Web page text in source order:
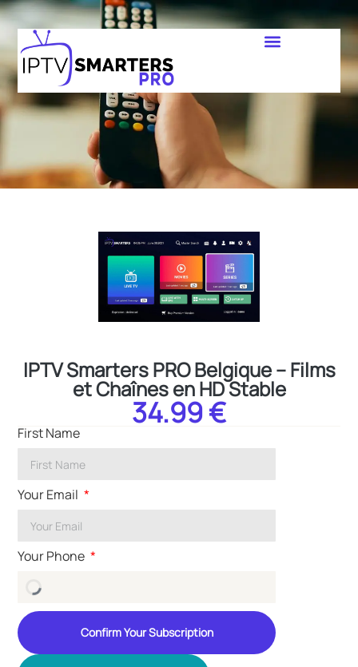
IPTV Smarters PRO Belgique – Films
et Chaînes en HD Stable
34.99 €
First Name
Your Email
Your Phone
Confirm Your Subscription